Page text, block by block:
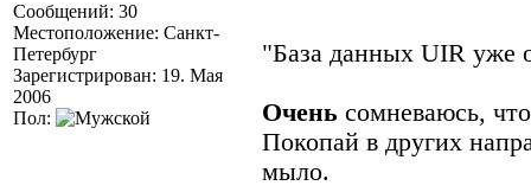
Сообщений: 30
Местоположение: Санкт-
Петербург
Зарегистрирован: 19. Мая
2006
Пол:
"База данных UIR уже
Очень сомневаюсь,
Покопай в других
мыло.